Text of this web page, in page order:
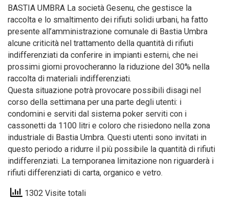
BASTIA UMBRA La società Gesenu, che gestisce la
raccolta e lo smaltimento dei rifiuti solidi urbani, ha fatto
presente all’amministrazione comunale di Bastia Umbra
alcune criticità nel trattamento della quantità di rifiuti
indifferenziati da conferire in impianti esterni, che nei
prossimi giorni provocheranno la riduzione del 30% nella
raccolta di materiali indifferenziati.
Questa situazione potrà provocare possibili disagi nel
corso della settimana per una parte degli utenti: i
condomini e serviti dal sistema poker serviti con i
cassonetti da 1100 litri e coloro che risiedono nella zona
industriale di Bastia Umbra. Questi utenti sono invitati in
questo periodo a ridurre il più possibile la quantità di rifiuti
indifferenziati. La temporanea limitazione non riguarderà i
rifiuti differenziati di carta, organico e vetro.
1302 Visite totali